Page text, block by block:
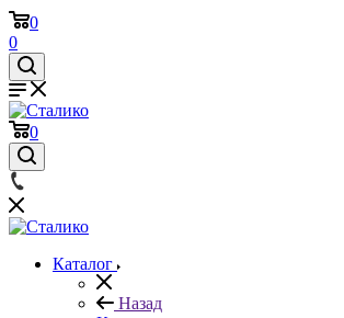
0
0
0
Каталог
Назад